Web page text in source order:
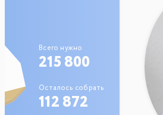
Всего нужно
215 800
Осталось собрать
112 872